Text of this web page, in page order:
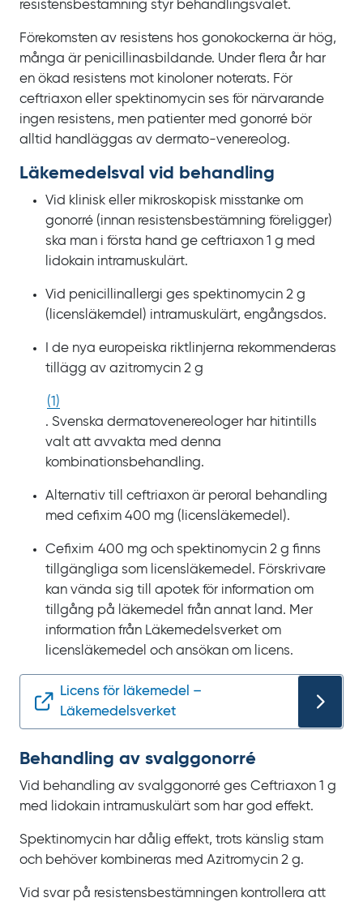
resistensbestämning styr behandlingsvalet.
Förekomsten av resistens hos gonokockerna är hög,
många är penicillinasbildande. Under flera år har
en ökad resistens mot kinoloner noterats. För
ceftriaxon eller spektinomycin ses för närvarande
ingen resistens, men patienter med gonorré bör
alltid handläggas av dermato-venereolog.
Läkemedelsval vid behandling
Vid klinisk eller mikroskopisk misstanke om
gonorré (innan resistensbestämning föreligger)
ska man i första hand ge ceftriaxon 1 g med
lidokain intramuskulärt.
Vid penicillinallergi ges spektinomycin 2 g
(licensläkemdel) intramuskulärt, engångsdos.
I de nya europeiska riktlinjerna rekommenderas
tillägg av azitromycin 2 g
(1)
. Svenska dermatovenereologer har hitintills
valt att avvakta med denna
kombinationsbehandling.
Alternativ till ceftriaxon är peroral behandling
med cefixim 400 mg (licensläkemedel).
Cefixim 400 mg och spektinomycin 2 g finns
tillgängliga som licensläkemedel. Förskrivare
kan vända sig till apotek för information om
tillgång på läkemedel från annat land. Mer
information från Läkemedelsverket om
licensläkemedel och ansökan om licens.
Licens för läkemedel –
Läkemedelsverket
Behandling av svalggonorré
Vid behandling av svalggonorré ges Ceftriaxon 1 g
med lidokain intramuskulärt som har god effekt.
Spektinomycin har dålig effekt, trots känslig stam
och behöver kombineras med Azitromycin 2 g.
Vid svar på resistensbestämningen kontrollera att